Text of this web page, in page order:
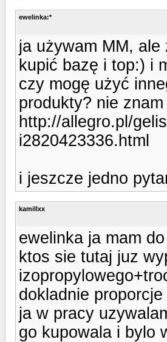
ewelinka:*
ja używam MM,
kupić bazę i top:) i
czy mogę użyć
produkty? nie
http://allegro.pl/
i2820423336.html
i jeszcze jedno
kamillxx
ewelinka ja mam
ktos sie tutaj juz
dokladnie
ja w pracy
go kupowala i bylo